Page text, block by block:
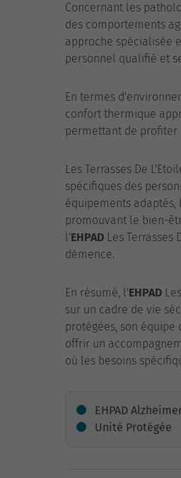
Concernant les
des comportements
approche spécialisée
personnel qualifié et
En termes
confort thermique
permettant de profiter
Les Terrasses De
spécifiques des
équipements
promouvant le bien-
l'EHPAD Les
démence.
En résumé, l'EHPAD
sur un cadre de vie
protégées, son
offrir un
où les besoins
EHPAD
Unité Protégée